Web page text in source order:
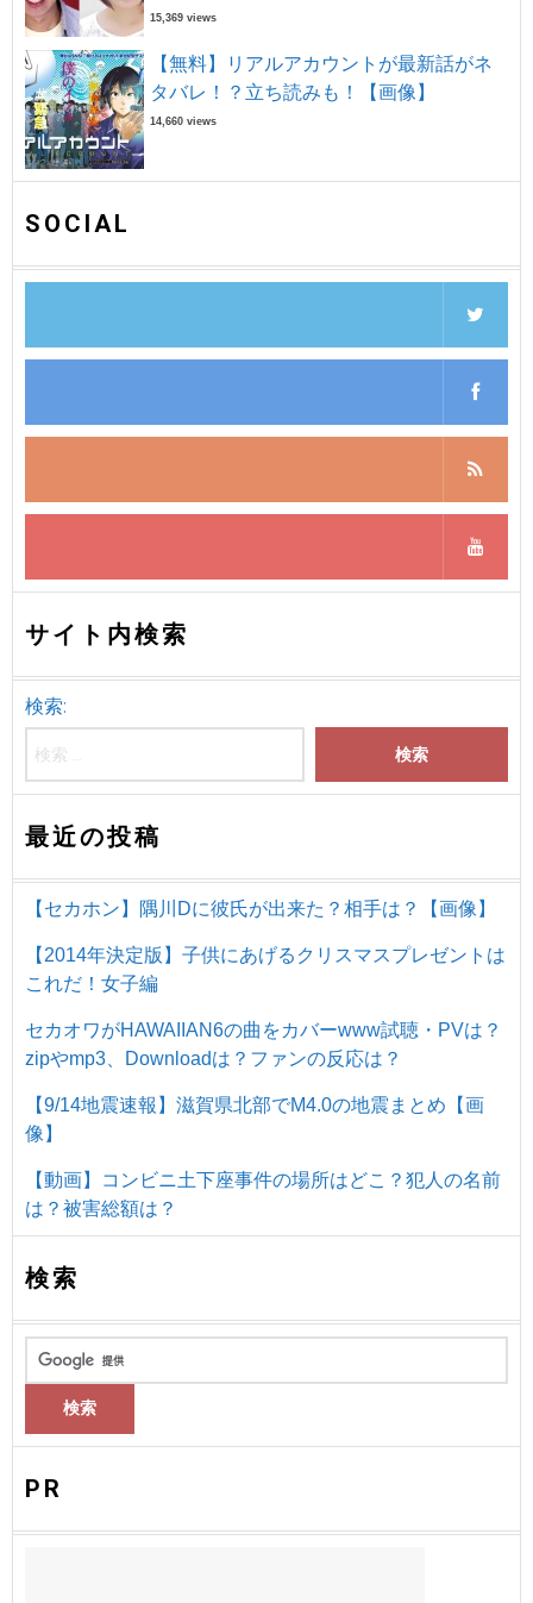
15,369 views
【無料】リアルアカウントが最新話がネ
タバレ！？立ち読みも！【画像】
14,660 views
SOCIAL
サイト内検索
検索:
最近の投稿
【セカホン】隅川Dに彼氏が出来た？相手は？【画像】
【2014年決定版】子供にあげるクリスマスプレゼントは
これだ！女子編
セカオワがHAWAIIAN6の曲をカバーwww試聴・PVは？
zipやmp3、Downloadは？ファンの反応は？
【9/14地震速報】滋賀県北部でM4.0の地震まとめ【画
像】
【動画】コンビニ土下座事件の場所はどこ？犯人の名前
は？被害総額は？
検索
PR